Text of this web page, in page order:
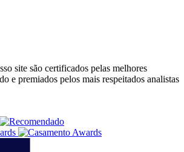
site são certificados pelas melhores
e premiados pelos mais respeitados analistas